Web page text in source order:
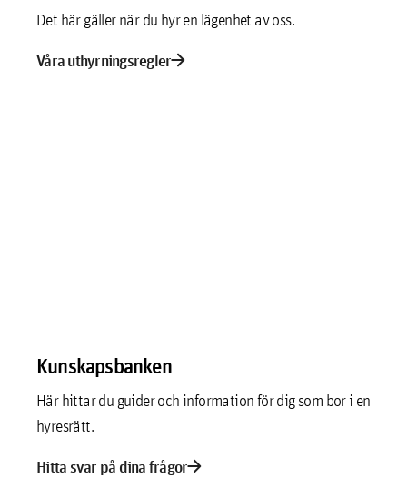
Det här gäller när du hyr en lägenhet av oss.
Våra uthyrningsreglerarrow_forward
Kunskapsbanken
Här hittar du guider och information för dig som bor i en
hyresrätt.
Hitta svar på dina frågorarrow_forward